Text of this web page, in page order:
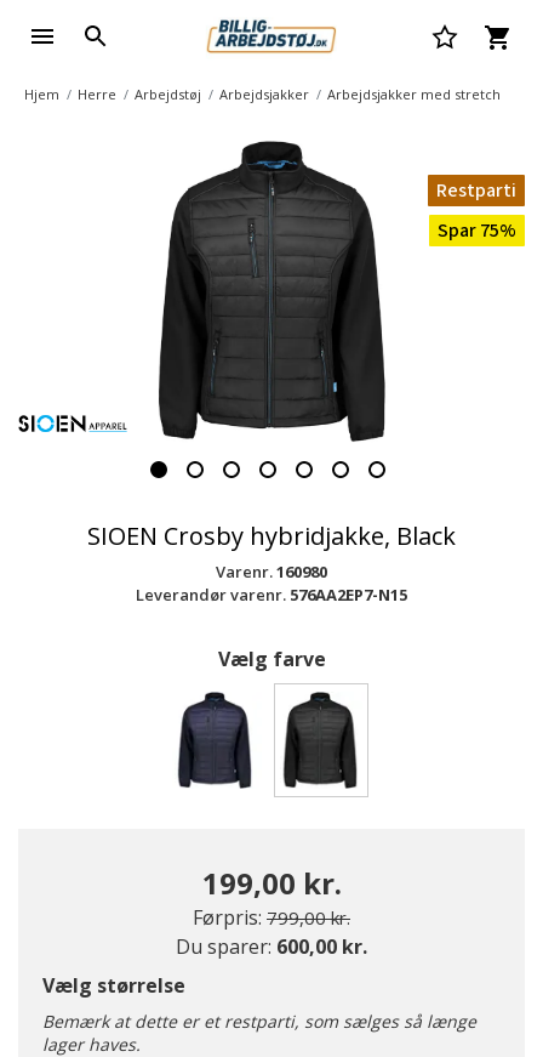
Hjem Herre Arbejdstøj Arbejdsjakker Arbejdsjakker med stretch
Restparti
Spar 75%
SIOEN Crosby hybridjakke, Black
Varenr.160980
Leverandør varenr. 576AA2EP7-N15
Vælg farve
199,00 kr.
Førpris: Pris nedsat fra
799,00 kr.til
Du sparer: 600,00 kr.
Vælg størrelse
Bemærk at dette er et restparti, som sælges så længe
lager haves.